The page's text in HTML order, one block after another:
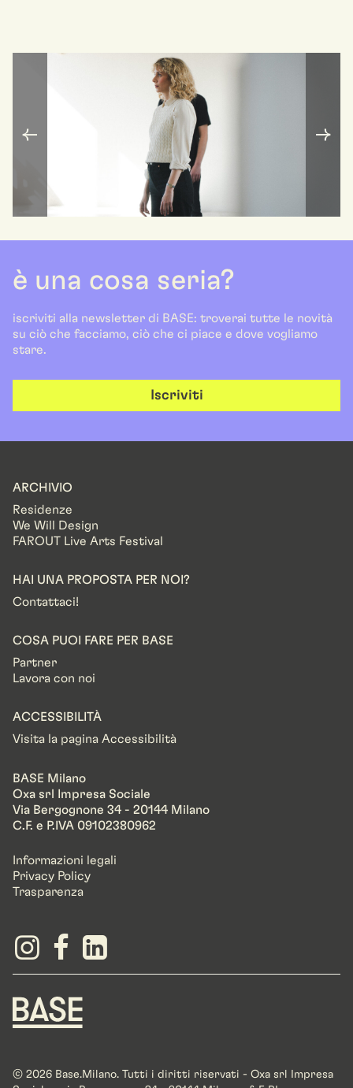
è una cosa seria?
iscriviti alla newsletter di BASE: troverai tutte le novità
su ciò che facciamo, ciò che ci piace e dove vogliamo
stare.
Iscriviti
ARCHIVIO
Residenze
We Will Design
FAROUT Live Arts Festival
HAI UNA PROPOSTA PER NOI?
Contattaci!
COSA PUOI FARE PER BASE
Partner
Lavora con noi
ACCESSIBILITÀ
Visita la pagina Accessibilità
BASE Milano
Oxa srl Impresa Sociale
Via Bergognone 34 - 20144 Milano
C.F. e P.IVA 09102380962
Informazioni legali
Privacy Policy
Trasparenza
© 2026 Base.Milano. Tutti i diritti riservati - Oxa srl Impresa